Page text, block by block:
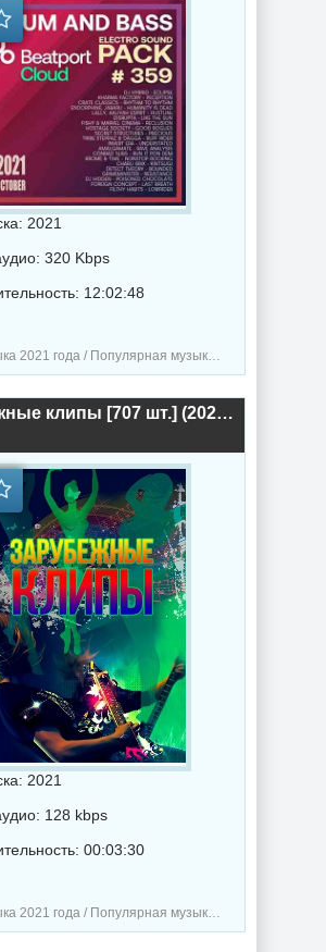
2021
320 Kbps
12:02:48
года / Популярная музыка / Дабстеп музыка
Зарубежные клипы [707 шт.] (2021) торрент
2021
128 kbps
00:03:30
музыка / Рок - альтернативная музыка / Шансон музыка / Транс музыка / Диско музыка / Дабстеп музыка / Клипы - Концерты / Метал музыка